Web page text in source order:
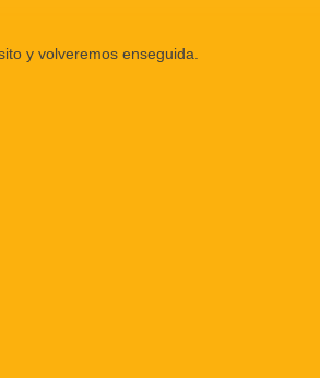
y volveremos enseguida.